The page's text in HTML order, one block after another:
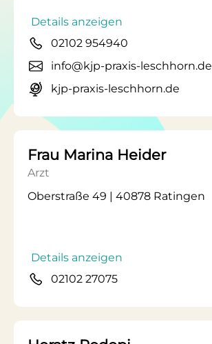
Details anzeigen
02102 954940
info@kjp-praxis-leschhorn.de
kjp-praxis-leschhorn.de
Frau Marina Heider
Arzt
Oberstraße 49 | 40878 Ratingen
Details anzeigen
02102 27075